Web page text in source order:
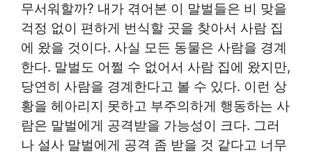
무서워할까? 내가 겪어본 이 말벌들은 비 맞을
걱정 없이 편하게 번식할 곳을 찾아서 사람 집
에 왔을 것이다. 사실 모든 동물은 사람을 경계
한다. 말벌도 어쩔 수 없어서 사람 집에 왔지만,
당연히 사람을 경계한다고 볼 수 있다. 이런 상
황을 헤아리지 못하고 부주의하게 행동하는 사
람은 말벌에게 공격받을 가능성이 크다. 그러
나 설사 말벌에게 공격 좀 받을 것 같다고 너무